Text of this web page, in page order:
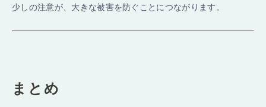
少しの注意が、大きな被害を防ぐことにつながります。
まとめ